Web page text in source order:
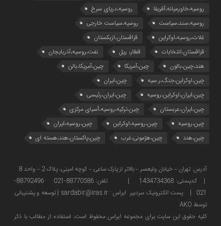
روسیه،خاورمیانه،آفریقا
روسیه،دریای سرخ
روسیه،سند،سیاست
روسیه،سیاست خارجی
غلات،روسیه،اوکراین
قزاقستان،ازبکستان
قزاقستان،انتخابات
قطار، ریل
نفت،روسیه،آذربایجان
هند،چین،بالون
چین،آمریکا
چین،آمریکا،بالن
چین،اوکراین،جنگ،ر.سیه
چین،ایران
چین،ایران،اوکراین،روسیه
چین،ایران،رئیسی
چین،ایران،عربستان
چین،ترکیه،روسیه،آسیای مرکزی
چین،روسیه
چین،روسیه،اوکراین
چین،روسیه،ایران
چین،هند
چین،هژمونی،غرب چین،پاکستان،هند،هسته ای
| کدپستی: 1434734368 | تلفن: 88770586-021 88792496-
021 | پست الکترونیک سردبیر ایراس : sardabir@iras.ir |
توسعه و پشتیبانی
توسط AKO
كليه حقوق این سایت برای مجموعه ایراس محفوظ است، استفاده از مطالب با ذكر